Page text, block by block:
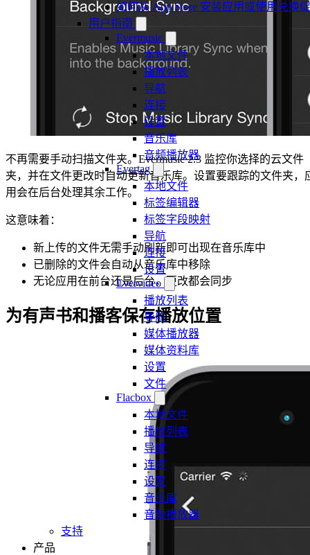
如何从 App Store 安装应用或使用兑换
用户指南
Evermusic
本地文件
播放列表
导航
连接
设置
音乐库
音频播放器
Evertag
本地文件
标签编辑器
标签字段映射
导航
连接
设置
Evervideo
播放列表
导航
媒体播放器
媒体资料库
设置
文件
Flacbox
本地文件
播放列表
导航
连接
设置
音乐库
音频播放器
支持
产品
不再需要手动扫描文件夹。Evermusic 2.3 监控你选择的云文件
夹，并在文件更改时自动更新音乐库。设置要跟踪的文件夹，
用会在后台处理其余工作。
这意味着：
新上传的文件无需手动刷新即可出现在音乐库中
已删除的文件会自动从音乐库中移除
无论应用在前台还是后台，更改都会同步
为有声书和播客保存播放位置